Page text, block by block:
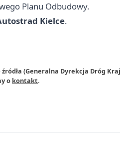
Planu Odbudowy.
Kielce.
(Generalna Dyrekcja Dróg
o kontakt.